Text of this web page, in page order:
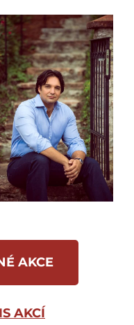
AKCE
AKCÍ